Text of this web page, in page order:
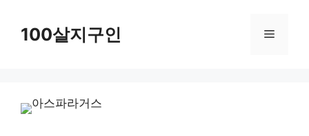
100살지구인 메